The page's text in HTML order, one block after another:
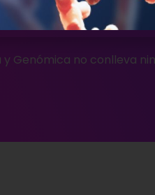
clínicos, artículos de
otros manuscritos.
Genómica no conlleva